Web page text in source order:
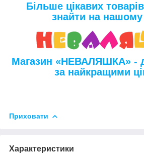
Більше цікавих
знайти на нашому
Магазин «НЕВАЛЯШКА» -
за найкращими
Приховати
Характеристики